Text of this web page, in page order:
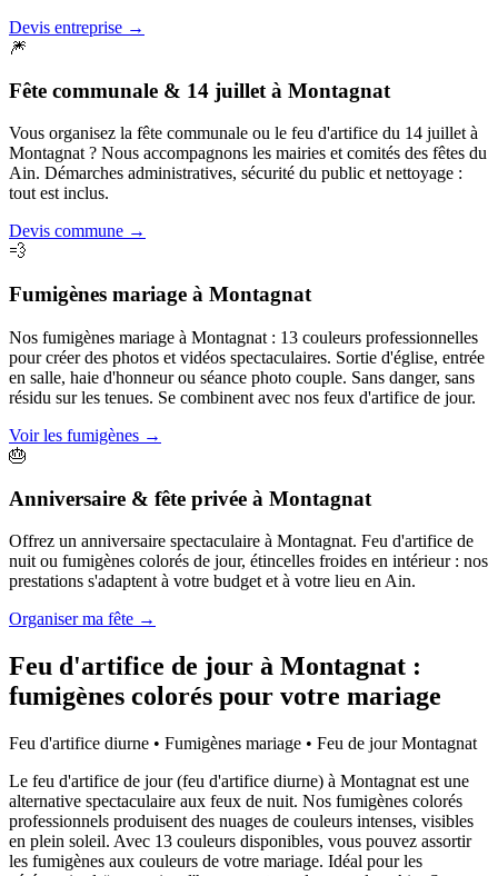
Devis entreprise →
🎆
Fête communale & 14 juillet à Montagnat
Vous organisez la fête communale ou le feu d'artifice du 14 juillet à
Montagnat ? Nous accompagnons les mairies et comités des fêtes du
Ain. Démarches administratives, sécurité du public et nettoyage :
tout est inclus.
Devis commune →
💨
Fumigènes mariage à Montagnat
Nos fumigènes mariage à Montagnat : 13 couleurs professionnelles
pour créer des photos et vidéos spectaculaires. Sortie d'église, entrée
en salle, haie d'honneur ou séance photo couple. Sans danger, sans
résidu sur les tenues. Se combinent avec nos feux d'artifice de jour.
Voir les fumigènes →
🎂
Anniversaire & fête privée à Montagnat
Offrez un anniversaire spectaculaire à Montagnat. Feu d'artifice de
nuit ou fumigènes colorés de jour, étincelles froides en intérieur : nos
prestations s'adaptent à votre budget et à votre lieu en Ain.
Organiser ma fête →
Feu d'artifice de jour à Montagnat :
fumigènes colorés pour votre mariage
Feu d'artifice diurne • Fumigènes mariage • Feu de jourMontagnat
Le feu d'artifice de jour (feu d'artifice diurne) à Montagnat est une
alternative spectaculaire aux feux de nuit. Nos fumigènes colorés
professionnels produisent des nuages de couleurs intenses, visibles
en plein soleil. Avec 13 couleurs disponibles, vous pouvez assortir
les fumigènes aux couleurs de votre mariage. Idéal pour les